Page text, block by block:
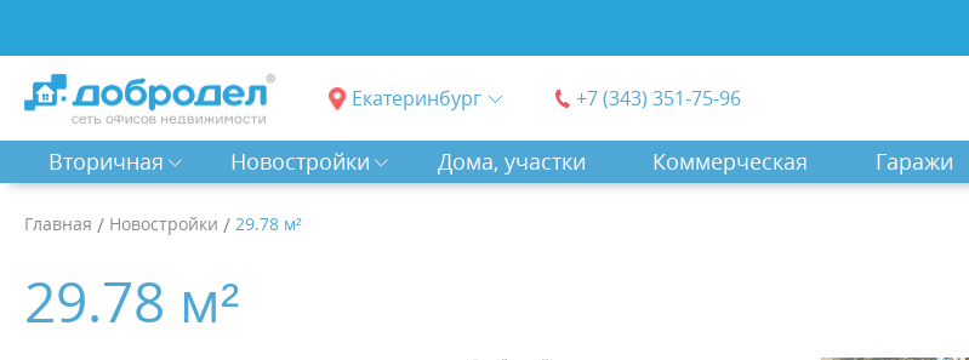
Екатеринбург +7 (343) 351-75-96
Вторичная Новостройки Дома, участки Коммерческая Гаражи
Главная / Новостройки / 29.78 м²
29.78 м²